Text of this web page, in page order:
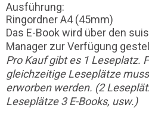
Ausführung:
Ringordner A4 (45mm)
Das E-Book wird über den
Manager zur Verfügung
Pro Kauf gibt es 1 Leseplatz.
gleichzeitige Leseplätze
erworben werden. (2
Leseplätze 3 E-Books, usw.)